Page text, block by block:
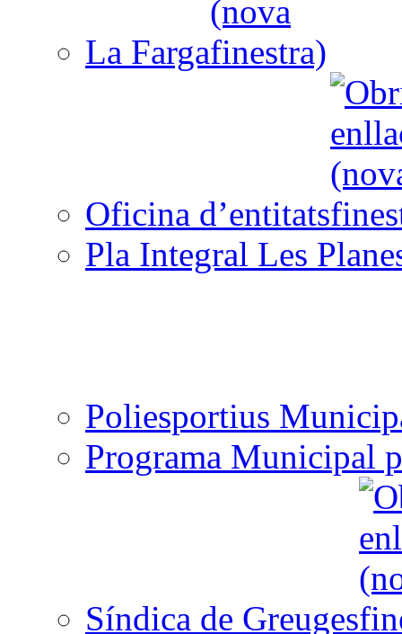
La Farga
Oficina d’entitats
Pla Integral Les
Poliesportius
Programa Municipal
Síndica de Greuges